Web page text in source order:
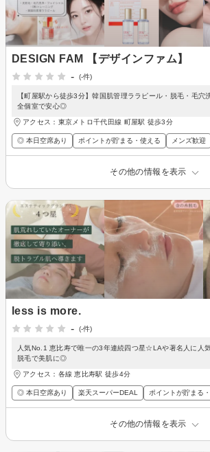
DESIGN FAM 【デザインファム】
-
(-件)
【町屋駅から徒歩3分】韓国肌管理ララピール・脱毛・毛
全個室で安心◎
アクセス：東京メトロ千代田線 町屋駅 徒歩3分
◎ 本日空席あり ポイントが貯まる・使える メンズ歓迎
その他の情報を表示
less is more.
-
(-件)
人気No.1 恵比寿で唯一の3年連続四つ星☆LAや著名人に人
脱毛で美肌に◎
アクセス：各線 恵比寿駅 徒歩4分
◎ 本日空席あり 楽天スーパーDEAL ポイントが貯まる
その他の情報を表示